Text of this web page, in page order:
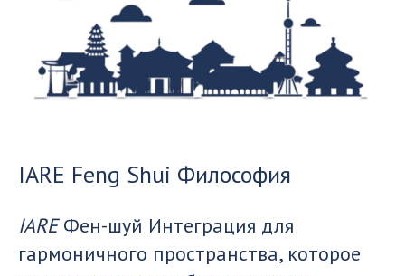
IARE Feng Shui Философия
IAREФен-шуй Интеграция для
гармоничного пространства, которое